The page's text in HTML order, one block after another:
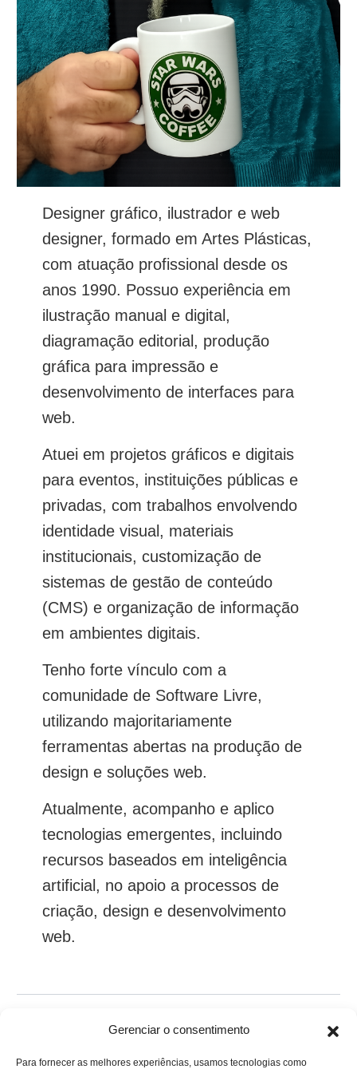
Gerenciar o consentimento
Para fornecer as melhores experiências, usamos tecnologias como
Designer gráfico, ilustrador e web
designer, formado em Artes Plásticas,
com atuação profissional desde os
anos 1990. Possuo experiência em
ilustração manual e digital,
diagramação editorial, produção
gráfica para impressão e
desenvolvimento de interfaces para
web.
Atuei em projetos gráficos e digitais
para eventos, instituições públicas e
privadas, com trabalhos envolvendo
identidade visual, materiais
institucionais, customização de
sistemas de gestão de conteúdo
(CMS) e organização de informação
em ambientes digitais.
Tenho forte vínculo com a
comunidade de Software Livre,
utilizando majoritariamente
ferramentas abertas na produção de
design e soluções web.
Atualmente, acompanho e aplico
tecnologias emergentes, incluindo
recursos baseados em inteligência
artificial, no apoio a processos de
criação, design e desenvolvimento
web.